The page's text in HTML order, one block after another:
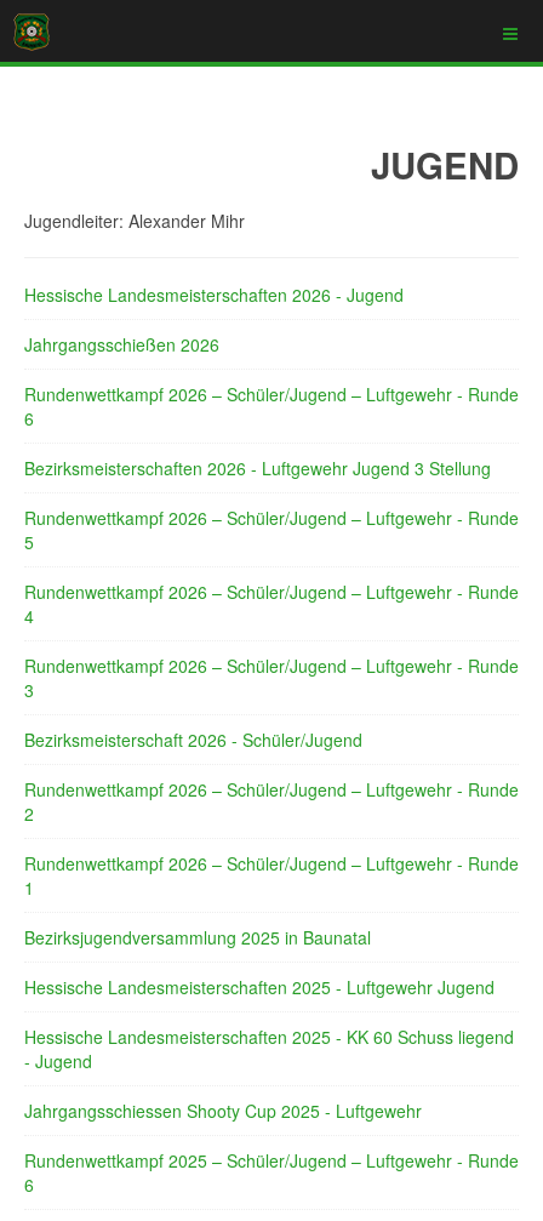
JUGEND
Jugendleiter: Alexander Mihr
Hessische Landesmeisterschaften 2026 - Jugend
Jahrgangsschießen 2026
Rundenwettkampf 2026 – Schüler/Jugend – Luftgewehr - Runde
6
Bezirksmeisterschaften 2026 - Luftgewehr Jugend 3 Stellung
Rundenwettkampf 2026 – Schüler/Jugend – Luftgewehr - Runde
5
Rundenwettkampf 2026 – Schüler/Jugend – Luftgewehr - Runde
4
Rundenwettkampf 2026 – Schüler/Jugend – Luftgewehr - Runde
3
Bezirksmeisterschaft 2026 - Schüler/Jugend
Rundenwettkampf 2026 – Schüler/Jugend – Luftgewehr - Runde
2
Rundenwettkampf 2026 – Schüler/Jugend – Luftgewehr - Runde
1
Bezirksjugendversammlung 2025 in Baunatal
Hessische Landesmeisterschaften 2025 - Luftgewehr Jugend
Hessische Landesmeisterschaften 2025 - KK 60 Schuss liegend
- Jugend
Jahrgangsschiessen Shooty Cup 2025 - Luftgewehr
Rundenwettkampf 2025 – Schüler/Jugend – Luftgewehr - Runde
6